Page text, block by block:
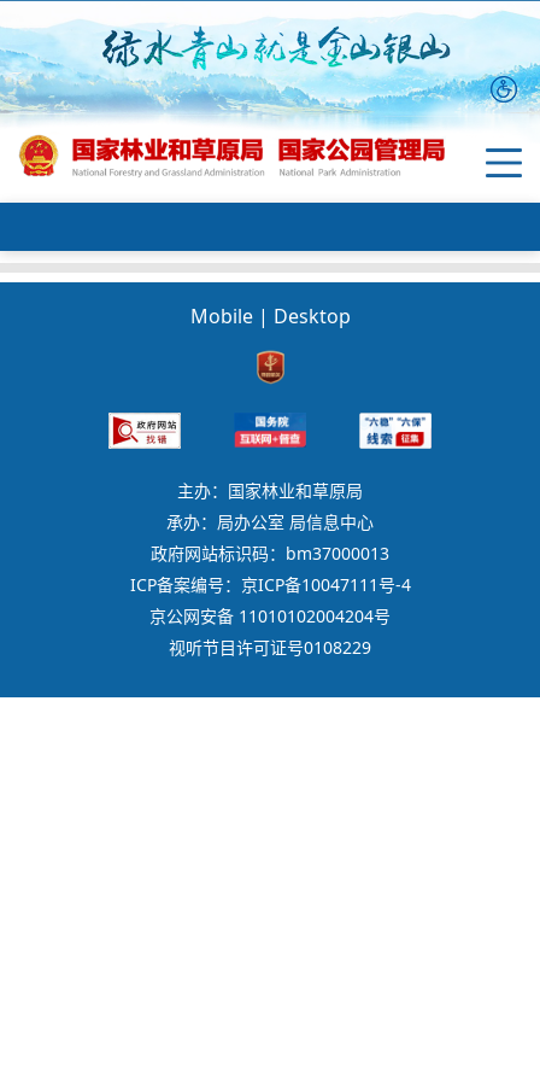
Mobile | Desktop
主办：国家林业和草原局
承办：局办公室 局信息中心
政府网站标识码：bm37000013
ICP备案编号：京ICP备10047111号-4
京公网安备 11010102004204号
视听节目许可证号0108229